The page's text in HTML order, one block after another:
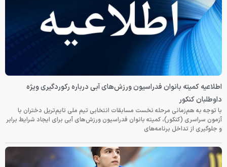
اطلاعیه کمیته بانوان فدراسیون ورزش‌های آبی درباره رکوردگیری ویژه
داوطلبان کنکور
با توجه به هم‌زمانی مرحله نخست مسابقات انتخابی تیم ملی تایم‌تریل دختران با
آزمون سراسری (کنکور)، کمیته بانوان فدراسیون ورزش‌های آبی برای ایجاد شرایط برابر
و جلوگیری از تداخل برنامه‌های